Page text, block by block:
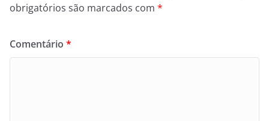
obrigatórios são marcados com *
Comentário *